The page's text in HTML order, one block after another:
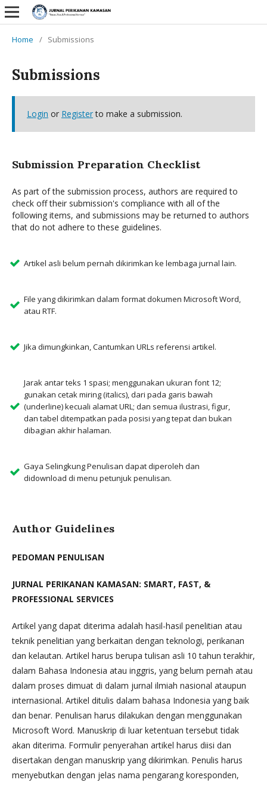
Home / Submissions
Submissions
Login or Registerto make a submission.
Submission Preparation Checklist
As part of the submission process, authors are required to
check off their submission's compliance with all of the
following items, and submissions may be returned to authors
that do not adhere to these guidelines.
Artikel asli belum pernah dikirimkan ke lembaga jurnal lain.
File yang dikirimkan dalam format dokumen Microsoft Word,
atau RTF.
Jika dimungkinkan, Cantumkan URLs referensi artikel.
Jarak antar teks 1 spasi; menggunakan ukuran font 12;
gunakan cetak miring (italics), dari pada garis bawah
(underline) kecuali alamat URL; dan semua ilustrasi, figur,
dan tabel ditempatkan pada posisi yang tepat dan bukan
dibagian akhir halaman.
Gaya Selingkung Penulisan dapat diperoleh dan
didownload di menu petunjuk penulisan.
Author Guidelines
PEDOMAN PENULISAN
JURNAL PERIKANAN KAMASAN: SMART, FAST, &
PROFESSIONAL SERVICES
Artikel yang dapat diterima adalah hasil-hasil penelitian atau
teknik penelitian yang berkaitan dengan teknologi, perikanan
dan kelautan. Artikel harus berupa tulisan asli 10 tahun terakhir,
dalam Bahasa Indonesia atau inggris, yang belum pernah atau
dalam proses dimuat di dalam jurnal ilmiah nasional ataupun
internasional. Artikel ditulis dalam bahasa Indonesia yang baik
dan benar. Penulisan harus dilakukan dengan menggunakan
Microsoft Word. Manuskrip di luar ketentuan tersebut tidak
akan diterima. Formulir penyerahan artikel harus diisi dan
disertakan dengan manuskrip yang dikirimkan. Penulis harus
menyebutkan dengan jelas nama pengarang koresponden,